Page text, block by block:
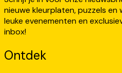
nieuwe kleurplaten, puzzels
leuke evenementen en
inbox!
Ontdek